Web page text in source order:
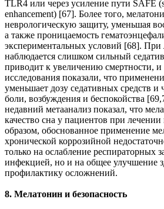
TLR4 или через усиление пути SAFE
enhancement) [67]. Более того,
неврологическую защиту, уменьшая
а также проницаемость
экспериментальных условий [68].
наблюдается слишком сильный
приводит к увеличению смертности, и
исследования показали, что
уменьшает дозу седативных средств и
боли, возбуждения и беспокойства
недавний метаанализ показал, что
качество сна у пациентов при
образом, обоснованное применение
хронической коррозийной
только на ослабление респираторных
инфекцией, но и на общее улучшение
профилактику осложнений.
8. Мелатонин и безопасность